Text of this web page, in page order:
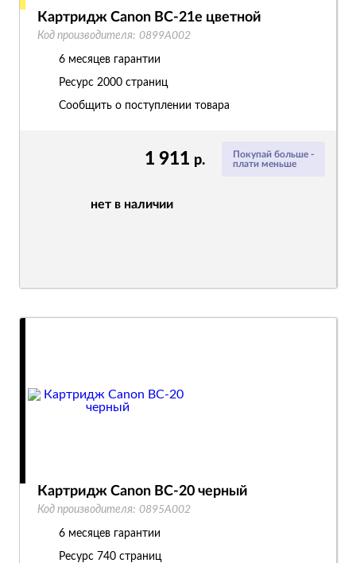
Покупай больше -
плати меньше
1 911 р.
нет в наличии
Картридж Canon BC-21e цветной
Код производителя: 0899A002
6 месяцев гарантии
Ресурс 2000 страниц
Сообщить о поступлении товара
Картридж Canon BC-20 черный
Код производителя: 0895A002
6 месяцев гарантии
Ресурс 740 страниц